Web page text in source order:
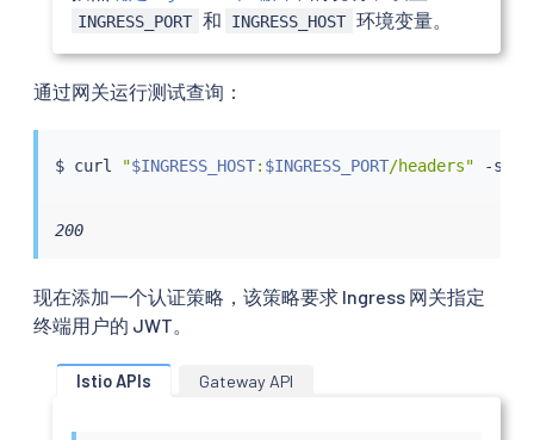
INGRESS_PORT 和 INGRESS_HOST 环境变量。
通过网关运行测试查询：
$ curl "$INGRESS_HOST: $INGRESS_PORT/headers" -s -
200
现在添加一个认证策略，该策略要求 Ingress 网关指定
终端用户的 JWT。
Istio APIs Gateway API